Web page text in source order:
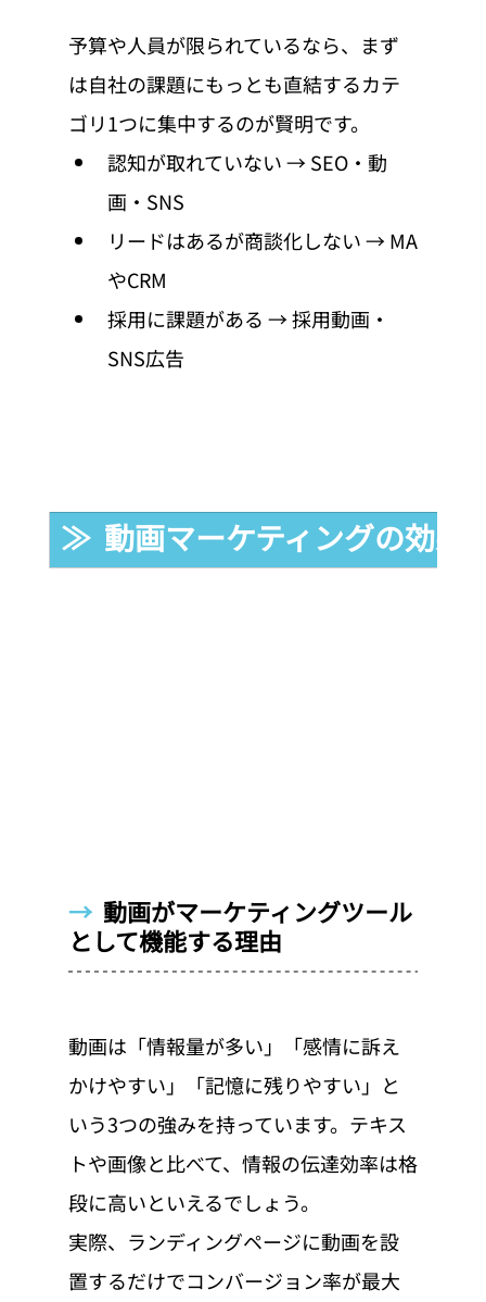
予算や人員が限られているなら、まず
は自社の課題にもっとも直結するカテ
ゴリ1つに集中するのが賢明です。
認知が取れていない → SEO・動
画・SNS
リードはあるが商談化しない → MA
やCRM
採用に課題がある → 採用動画・
SNS広告
≫  動画マーケティングの効果
→ 動画がマーケティングツール
として機能する理由
動画は「情報量が多い」「感情に訴え
かけやすい」「記憶に残りやすい」と
いう3つの強みを持っています。テキス
トや画像と比べて、情報の伝達効率は格
段に高いといえるでしょう。
実際、ランディングページに動画を設
置するだけでコンバージョン率が最大